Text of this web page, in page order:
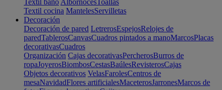
Textil baño AlbornocesToallas
Textil cocina MantelesServilletas
Decoración
Decoración de pared LetrerosEspejosRelojes de
paredTablerosCanvasCuadros pintados a manoMarcosPlacas
decorativasCuadros
Organización Cajas decorativasPercherosBurros de
ropaJoyerosBiombosCestasBaúlesRevisterosCajas
Objetos decorativos VelasFarolesCentros de
mesaNavidadFlores artificialesMaceterosJarronesMarcos de